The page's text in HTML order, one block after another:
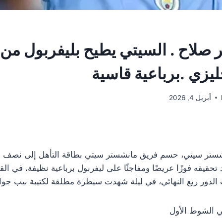
صلاح . السيتي يطيح بليفربول
.برباعية قاسية
أبريل 4, 2026
سيتي، حسم فريق مانشستر سيتي بطاقة التأهل إلى
تحقيقه فوزًا عريضًا ومفاجئًا على ليفربول برباعية نظيفة، في
ربع النهائي، في ليلة شهدت سيطرة مطلقة لكتيبة بيب
الشوط الأول